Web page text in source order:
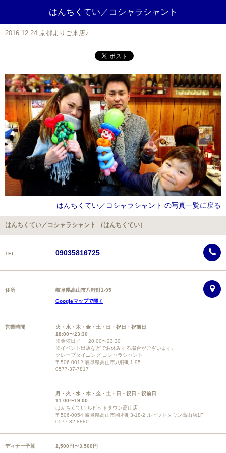
はんちくてい／コシャラシャント
2016.12.24 京都よりご来店♪
はんちくてい／コシャラシャント の写真一覧に戻る
はんちくてい／コシャラシャント （はんちくてい）
TEL 09035816725
住所
岐阜県高山市八軒町1-95
Googleマップで開く
営業時間
火・水・木・金・土・日・祝日・祝前日
18:00〜23:30
※金曜日／･･･20:00〜23:30
※イベント出店などでお休みする場合がございます。
クレープダイニング コシャラシャント
〒506-0012 岐阜県高山市八軒町1-95
0577-37-7817
月・火・水・木・金・土・日・祝日・祝前日
11:00〜19:00
はんちくてい ルビットタウン高山店
〒506-0054 岐阜県高山市岡本町3-18-2 ルビットタウン高山店1F
0577-32-8880
ディナー予算 1,500円〜3,500円